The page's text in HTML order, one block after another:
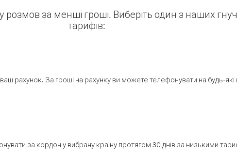
розмов за менші гроші. Виберіть один з наших
тарифів:
рахунок. За гроші на рахунку ви можете телефонувати на будь-які
за кордон у вибрану країну протягом 30 днів за низькими